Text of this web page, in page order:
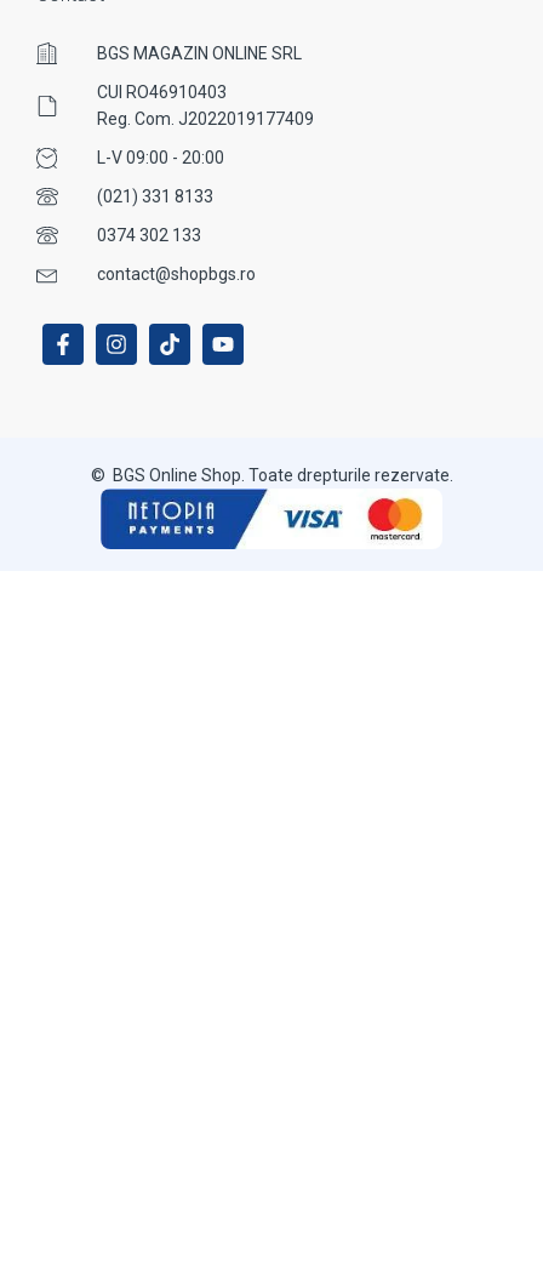
BGS MAGAZIN ONLINE SRL
CUI RO46910403
Reg. Com. J2022019177409
L-V 09:00 - 20:00
(021) 331 8133
0374 302 133
contact@shopbgs.ro
© BGS Online Shop. Toate drepturile rezervate.